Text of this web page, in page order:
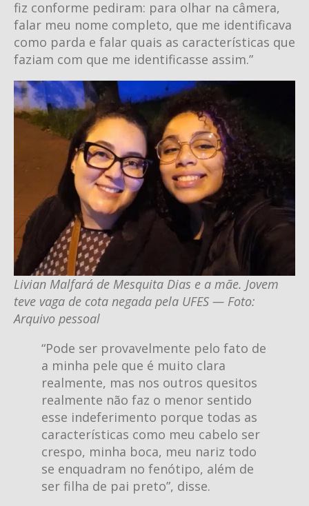
fiz conforme pediram: para olhar na câmera,
falar meu nome completo, que me identificava
como parda e falar quais as características que
faziam com que me identificasse assim.”
Livian Malfará de Mesquita Dias e a mãe. Jovem
teve vaga de cota negada pela UFES — Foto:
Arquivo pessoal
“Pode ser provavelmente pelo fato de
a minha pele que é muito clara
realmente, mas nos outros quesitos
realmente não faz o menor sentido
esse indeferimento porque todas as
características como meu cabelo ser
crespo, minha boca, meu nariz todo
se enquadram no fenótipo, além de
ser filha de pai preto”, disse.